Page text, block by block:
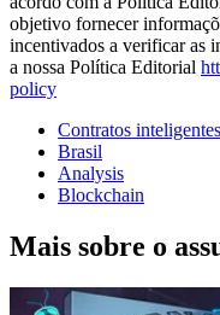
objetivo fornecer
incentivados a verificar as
a nossa Política Editorial
policy
Contratos inteligentes
Brasil
Analysis
Blockchain
Mais sobre o